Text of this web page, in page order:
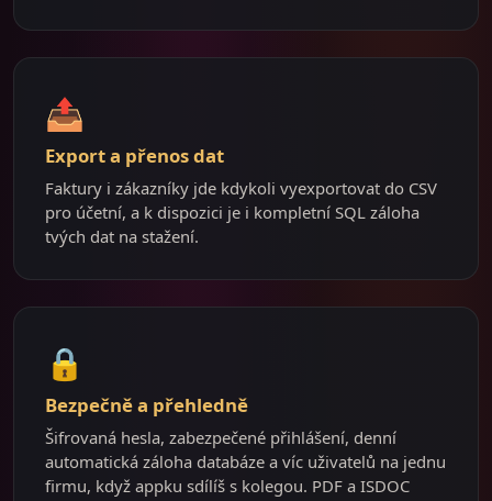
📤
Export a přenos dat
Faktury i zákazníky jde kdykoli vyexportovat do CSV
pro účetní, a k dispozici je i kompletní SQL záloha
tvých dat na stažení.
🔒
Bezpečně a přehledně
Šifrovaná hesla, zabezpečené přihlášení, denní
automatická záloha databáze a víc uživatelů na jednu
firmu, když appku sdílíš s kolegou. PDF a ISDOC